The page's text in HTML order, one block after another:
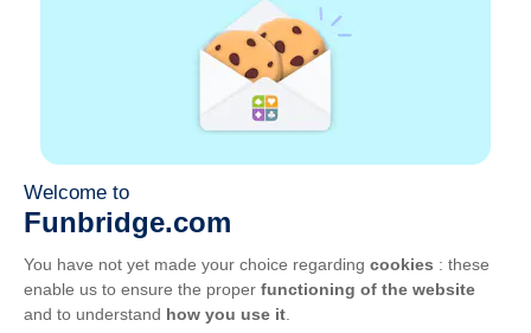
Apprendre le Bridge
CGU|Mentions légales
Disponible partout
Jouez partout, tout le temps, sur smartphone,